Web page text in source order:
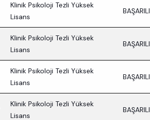
Klinik Psikoloji Tezli Yüksek
Lisans
BAŞARILI
Klinik Psikoloji Tezli Yüksek
Lisans
BAŞARILI
Klinik Psikoloji Tezli Yüksek
Lisans
BAŞARILI
Klinik Psikoloji Tezli Yüksek
Lisans
BAŞARILI